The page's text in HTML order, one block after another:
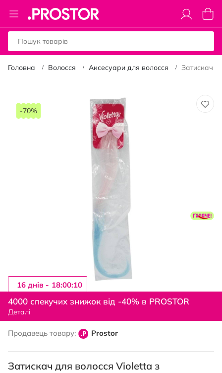
Toggle
Nav
Кошик
Головна Волосся Аксесуари для волосся Затискач
кінця
-70%
Перейти
до
початку
галереї
4000 спекучих знижок від -40% в PROSTOR
Деталі
16 днiв - 18:00:10
Продавець товару: Prostor
Затискач для волосся Violetta з